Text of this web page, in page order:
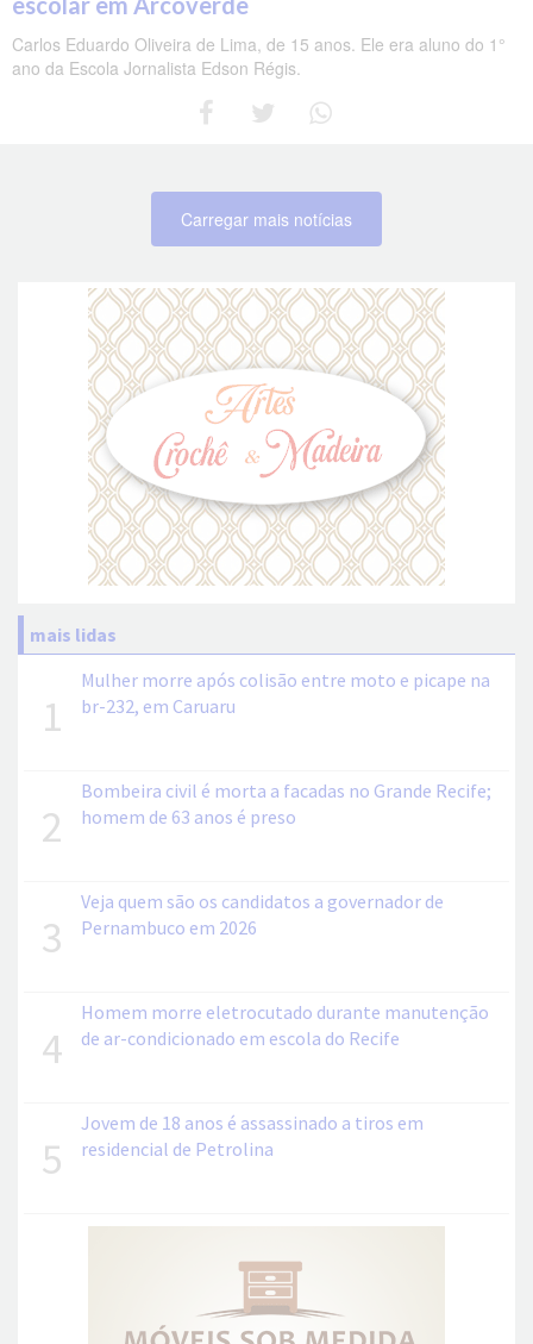
Carlos Eduardo Oliveira de Lima, de 15 anos. Ele era aluno do 1°
ano da Escola Jornalista Edson Régis.
Carregar mais notícias
mais lidas
1
Mulher morre após colisão entre moto e picape na
br-232, em Caruaru
2
Bombeira civil é morta a facadas no Grande Recife;
homem de 63 anos é preso
3
Veja quem são os candidatos a governador de
Pernambuco em 2026
4
Homem morre eletrocutado durante manutenção
de ar-condicionado em escola do Recife
5
Jovem de 18 anos é assassinado a tiros em
residencial de Petrolina